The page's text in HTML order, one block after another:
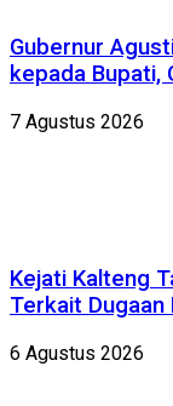
Gubernur
kepada Bupati,
7 Agustus 2026
Kejati Kalteng
Terkait Dugaan
6 Agustus 2026